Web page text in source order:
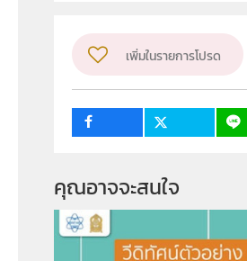
กลุ่มเป้าหมาย
เพิ่มในรายการโปรด
คุณอาจจะสนใจ